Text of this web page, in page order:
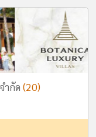
ำกัด(20)